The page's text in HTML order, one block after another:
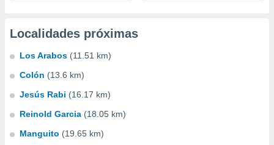
Localidades próximas
Los Arabos (11.51 km)
Colón (13.6 km)
Jesús Rabi (16.17 km)
Reinold Garcia (18.05 km)
Manguito (19.65 km)